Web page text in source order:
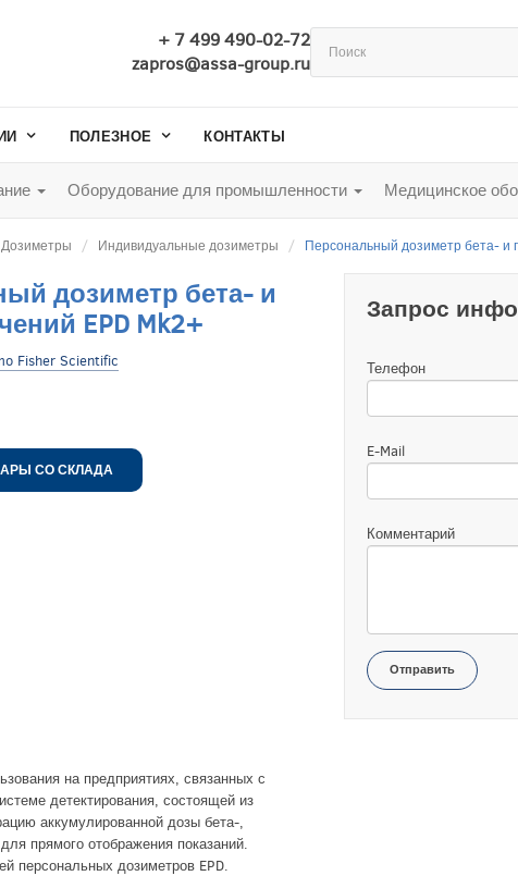
+ 7 499 490-02-72
zapros@assa-group.ru
ПОЛЕЗНОЕ КОНТАКТЫ
Оборудование для промышленности Медицинское
Дозиметры Индивидуальные дозиметры Персональный дозиметр бета- и
дозиметр бета- и
EPD Mk2+
Fisher Scientific
СО СКЛАДА
на предприятиях, связанных с
детектирования, состоящей из
аккумулированной дозы бета-,
прямого отображения показаний.
персональных дозиметров EPD.
Запрос
Телефон
E-Mail
Комментарий
Отправить